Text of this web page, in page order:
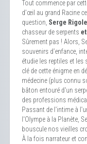
Tout commence par
d’œil au grand Racine
question, Serge
chasseur de serpents
Sûrement pas ! Alors,
souvenirs d’enfance,
étudie les reptiles et les
clé de cette énigme en
médecine (plus connu
bâton entouré d'un
des professions
Passant de l'intime à
l'Olympe à la Planète,
bouscule nos vieilles
À la fois narrateur et